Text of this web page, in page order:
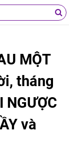
MỘT
tháng
NGƯỢC
và